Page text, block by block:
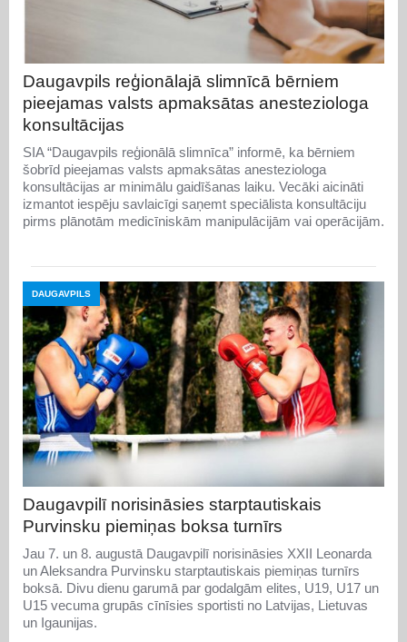
Daugavpils reģionālajā slimnīcā bērniem
pieejamas valsts apmaksātas anesteziologa
konsultācijas
SIA “Daugavpils reģionālā slimnīca” informē, ka bērniem
šobrīd pieejamas valsts apmaksātas anesteziologa
konsultācijas ar minimālu gaidīšanas laiku. Vecāki aicināti
izmantot iespēju savlaicīgi saņemt speciālista konsultāciju
pirms plānotām medicīniskām manipulācijām vai operācijām.
DAUGAVPILS
Daugavpilī norisināsies starptautiskais
Purvinsku piemiņas boksa turnīrs
Jau 7. un 8. augustā Daugavpilī norisināsies XXII Leonarda
un Aleksandra Purvinsku starptautiskais piemiņas turnīrs
boksā. Divu dienu garumā par godalgām elites, U19, U17 un
U15 vecuma grupās cīnīsies sportisti no Latvijas, Lietuvas
un Igaunijas.